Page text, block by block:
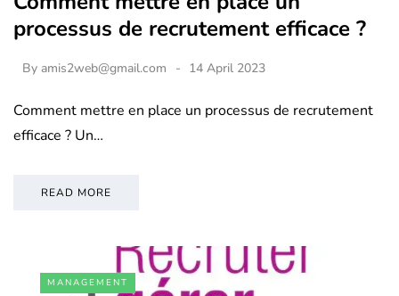
processus de recrutement efficace ?
By amis2web@gmail.com 14 April 2023
Comment mettre en place un processus de recrutement
efficace ? Un…
READ MORE
MANAGEMENT